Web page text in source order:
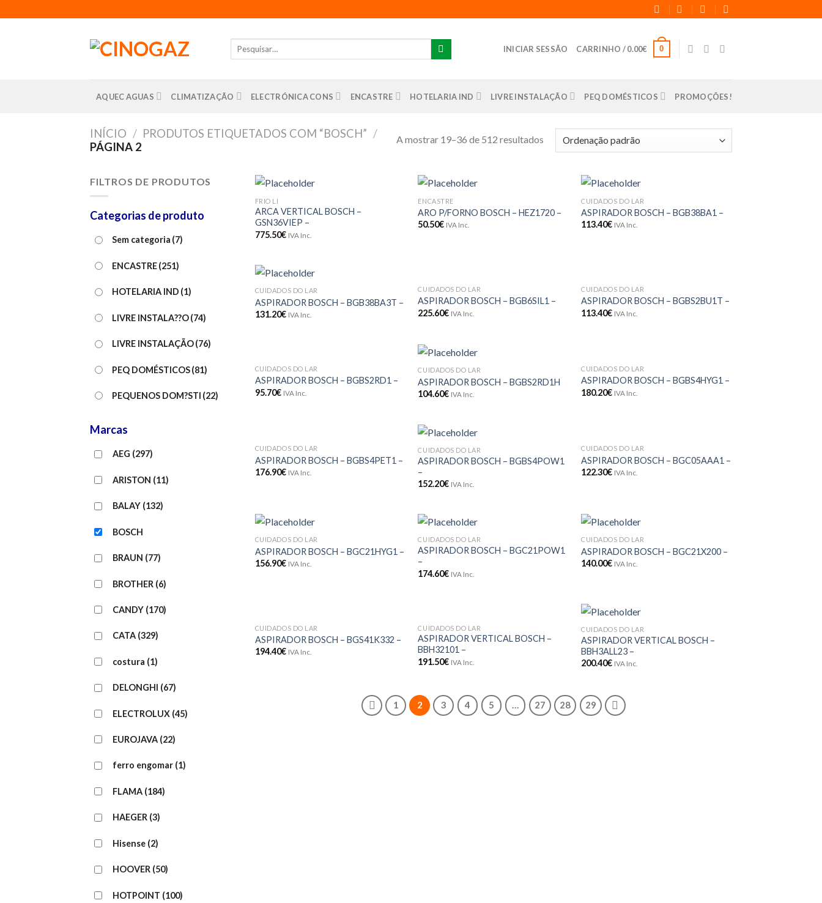
to
Pesquisar
INICIAR SESSÃO CARRINHO /0.00€ 0
AQUEC AGUAS CLIMATIZAÇÃO ELECTRÓNICA CONS ENCASTRE HOTELARIA IND LIVRE INSTALAÇÃO PEQ DOMÉSTICOS PROMOÇÕES!
INÍCIO / PRODUTOS ETIQUETADOS COM “BOSCH” /
PÁGINA 2
A mostrar 19–36 de 512 resultados
FILTROS DE PRODUTOS
Categorias de produto
Sem categoria (7)
ENCASTRE(251)
HOTELARIA IND (1)
LIVRE INSTALA??O(74)
LIVRE INSTALAÇÃO(76)
PEQ DOMÉSTICOS(81)
PEQUENOS DOM?STI (22)
Marcas
AEG (297)
ARISTON (11)
BALAY (132)
BOSCH
BRAUN (77)
BROTHER (6)
CANDY (170)
CATA (329)
costura (1)
DELONGHI (67)
ELECTROLUX (45)
EUROJAVA (22)
ferro engomar (1)
FLAMA (184)
HAEGER (3)
Hisense (2)
HOOVER (50)
HOTPOINT (100)
FRIO LI
ARCA VERTICAL BOSCH –
GSN36VIEP –
775.50€ IVA Inc.
aos meus
ENCASTRE
ARO P/FORNO BOSCH – HEZ1720 –
50.50€ IVA Inc.
aos meus
CUIDADOS DO LAR
ASPIRADOR BOSCH – BGB38BA1 –
113.40€ IVA Inc.
aos meus
CUIDADOS DO LAR
ASPIRADOR BOSCH – BGB38BA3T –
131.20€ IVA Inc.
Adicionar
aos meus
CUIDADOS DO LAR
ASPIRADOR BOSCH – BGB6SIL1 –
225.60€ IVA Inc.
Adicionar
aos meus
CUIDADOS DO LAR
ASPIRADOR BOSCH – BGBS2BU1T –
113.40€ IVA Inc.
Adicionar
aos meus
CUIDADOS DO LAR
ASPIRADOR BOSCH – BGBS2RD1 –
95.70€ IVA Inc.
aos meus
CUIDADOS DO LAR
ASPIRADOR BOSCH – BGBS2RD1H
104.60€ IVA Inc.
Adicionar
aos meus
CUIDADOS DO LAR
ASPIRADOR BOSCH – BGBS4HYG1 –
180.20€ IVA Inc.
Adicionar
aos meus
CUIDADOS DO LAR
ASPIRADOR BOSCH – BGBS4PET1 –
176.90€ IVA Inc.
Adicionar
aos meus
CUIDADOS DO LAR
ASPIRADOR BOSCH – BGBS4POW1
–
152.20€ IVA Inc.
Adicionar
aos meus
CUIDADOS DO LAR
ASPIRADOR BOSCH – BGC05AAA1 –
122.30€ IVA Inc.
aos meus
CUIDADOS DO LAR
ASPIRADOR BOSCH – BGC21HYG1 –
156.90€ IVA Inc.
Adicionar
aos meus
CUIDADOS DO LAR
ASPIRADOR BOSCH – BGC21POW1
–
174.60€ IVA Inc.
aos meus
CUIDADOS DO LAR
ASPIRADOR BOSCH – BGC21X200 –
140.00€ IVA Inc.
Adicionar
aos meus
CUIDADOS DO LAR
ASPIRADOR BOSCH – BGS41K332 –
194.40€ IVA Inc.
Adicionar
aos meus
CUIDADOS DO LAR
ASPIRADOR VERTICAL BOSCH –
BBH32101 –
191.50€ IVA Inc.
Adicionar
aos meus
CUIDADOS DO LAR
ASPIRADOR VERTICAL BOSCH –
BBH3ALL23 –
200.40€ IVA Inc.
1 2 3 4 5 … 27 28 29